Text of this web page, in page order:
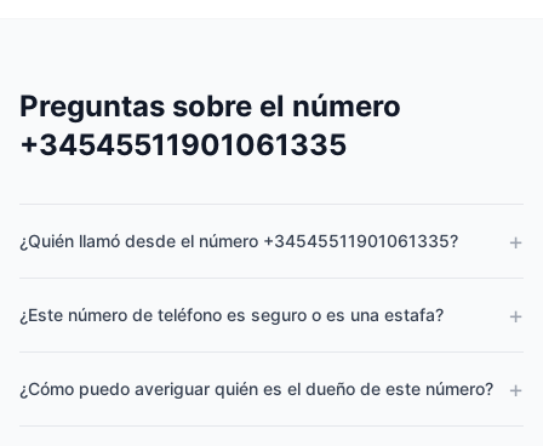
Preguntas sobre el número
+34545511901061335
¿Quién llamó desde el número +34545511901061335? +
¿Este número de teléfono es seguro o es una estafa? +
¿Cómo puedo averiguar quién es el dueño de este número? +